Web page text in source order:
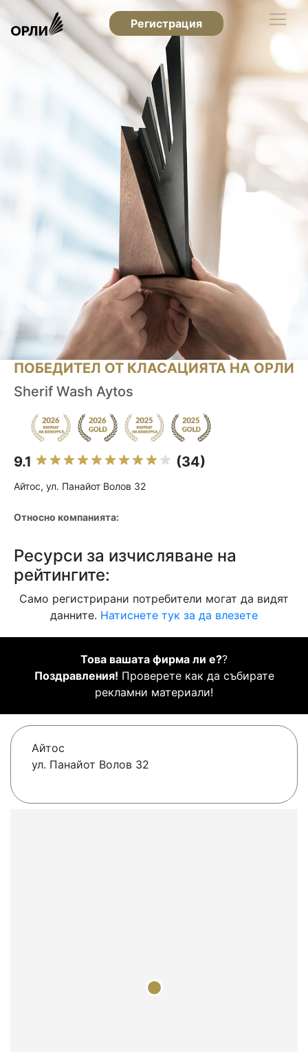
Регистрация
ПОБЕДИТЕЛ ОТ КЛАСАЦИЯТА НА ОРЛИ
Sherif Wash Aytos
9.1 (34)
Айтос, ул. Панайот Волов 32
Относно компанията:
Ресурси за изчисляване на
рейтингите:
Само регистрирани потребители могат да видят
данните. Натиснете тук за да влезете
Това вашата фирма ли е??
Поздравления! Проверете как да събирате
рекламни материали!
Айтос
ул. Панайот Волов 32